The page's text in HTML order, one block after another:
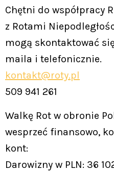
Chętni do współpracy
z Rotami
mogą skontaktować
maila i telefonicznie.
kontakt@roty.pl
509 941 261
Walkę Rot w obronie
wesprzeć finansowo,
kont:
Darowizny w PLN: 36